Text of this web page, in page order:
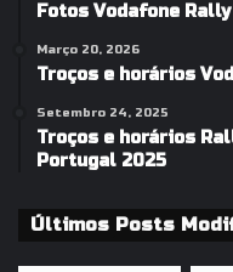
Fotos Vodafone
Março 20, 2026
Troços e horários
Setembro 24, 2025
Troços e horários
Portugal 2025
Últimos Posts